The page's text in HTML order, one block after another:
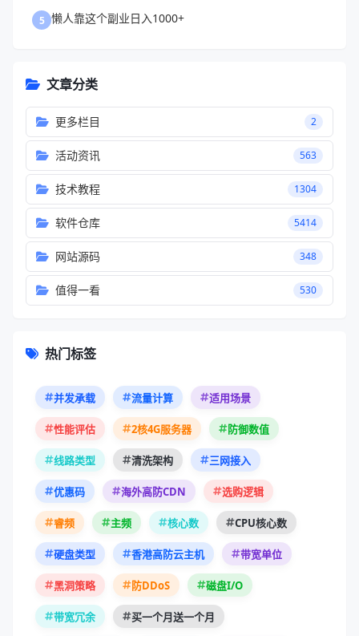
5 懒人靠这个副业日入1000+
文章分类
更多栏目 2
活动资讯 563
技术教程 1304
软件仓库 5414
网站源码 348
值得一看 530
热门标签
并发承载 流量计算 适用场景
性能评估 2核4G服务器 防御数值
线路类型 清洗架构 三网接入
优惠码 海外高防CDN 选购逻辑
睿频 主频 核心数 CPU核心数
硬盘类型 香港高防云主机 带宽单位
黑洞策略 防DDoS 磁盘I/O
带宽冗余 买一个月送一个月